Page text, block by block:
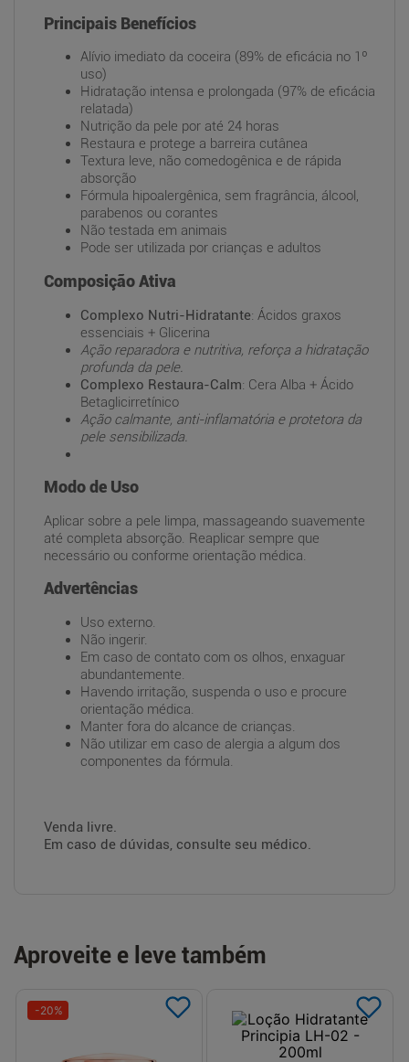
Principais Benefícios
Alívio imediato da coceira (89% de eficácia no 1º
uso)
Hidratação intensa e prolongada (97% de eficácia
relatada)
Nutrição da pele por até 24 horas
Restaura e protege a barreira cutânea
Textura leve, não comedogênica e de rápida
absorção
Fórmula hipoalergênica, sem fragrância, álcool,
parabenos ou corantes
Não testada em animais
Pode ser utilizada por crianças e adultos
Composição Ativa
Complexo Nutri-Hidratante: Ácidos graxos
essenciais + Glicerina
Ação reparadora e nutritiva, reforça a hidratação
profunda da pele.
Complexo Restaura-Calm: Cera Alba + Ácido
Betaglicirretínico
Ação calmante, anti-inflamatória e protetora da
pele sensibilizada.
Modo de Uso
Aplicar sobre a pele limpa, massageando suavemente
até completa absorção. Reaplicar sempre que
necessário ou conforme orientação médica.
Advertências
Uso externo.
Não ingerir.
Em caso de contato com os olhos, enxaguar
abundantemente.
Havendo irritação, suspenda o uso e procure
orientação médica.
Manter fora do alcance de crianças.
Não utilizar em caso de alergia a algum dos
componentes da fórmula.
Venda livre.
Em caso de dúvidas, consulte seu médico.
Aproveite e leve também
-20%